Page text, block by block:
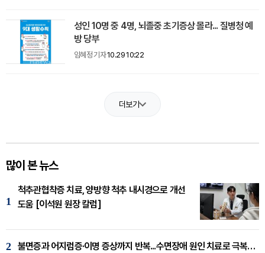
성인 10명 중 4명, 뇌졸중 초기증상 몰라... 질병청 예
방 당부
임혜정 기자10.29 10:22
더보기
많이 본 뉴스
1
척추관협착증 치료, 양방향 척추 내시경으로 개선
도움 [이석원 원장 칼럼]
2 불면증과 어지럼증·이명 증상까지 반복...수면장애 원인 치료로 극복해야